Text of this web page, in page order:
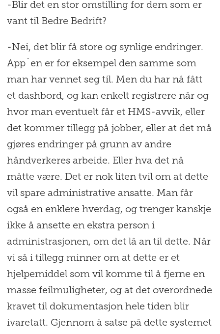
-Blir det en stor omstilling for dem som er
vant til Bedre Bedrift?
-Nei, det blir få store og synlige endringer.
App`en er for eksempel den samme som
man har vennet seg til. Men du har nå fått
et dashbord, og kan enkelt registrere når og
hvor man eventuelt får et HMS-avvik, eller
det kommer tillegg på jobber, eller at det må
gjøres endringer på grunn av andre
håndverkeres arbeide. Eller hva det nå
måtte være. Det er nok liten tvil om at dette
vil spare administrative ansatte. Man får
også en enklere hverdag, og trenger kanskje
ikke å ansette en ekstra person i
administrasjonen, om det lå an til dette. Når
vi så i tillegg minner om at dette er et
hjelpemiddel som vil komme til å fjerne en
masse feilmuligheter, og at det overordnede
kravet til dokumentasjon hele tiden blir
ivaretatt. Gjennom å satse på dette systemet